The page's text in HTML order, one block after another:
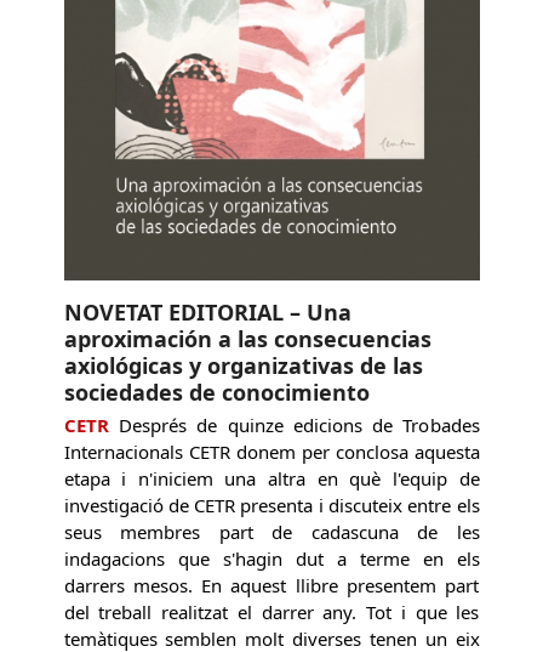
NOVETAT EDITORIAL – Una
aproximación a las consecuencias
axiológicas y organizativas de las
sociedades de conocimiento
CETR Després de quinze edicions de Trobades
Internacionals CETR donem per conclosa aquesta
etapa i n'iniciem una altra en què l'equip de
investigació de CETR presenta i discuteix entre els
seus membres part de cadascuna de les
indagacions que s'hagin dut a terme en els
darrers mesos. En aquest llibre presentem part
del treball realitzat el darrer any. Tot i que les
temàtiques semblen molt diverses tenen un eix